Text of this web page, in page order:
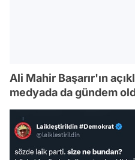
Ali Mahir Başarır'ın
medyada da gündem